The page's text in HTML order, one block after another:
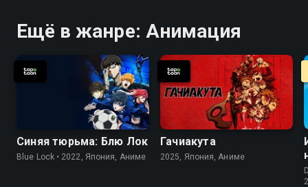
Ещё в жанре: Анимация
Синяя тюрьма: Блю Лок
Blue Lock • 2022, Япония, Аниме
Гачиакута
2025, Япония, Аниме